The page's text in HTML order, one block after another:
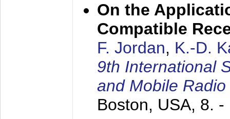
On the
Compatible
F. Jordan, K.-D.
9th International
and Mobile
Boston, USA, 8. -